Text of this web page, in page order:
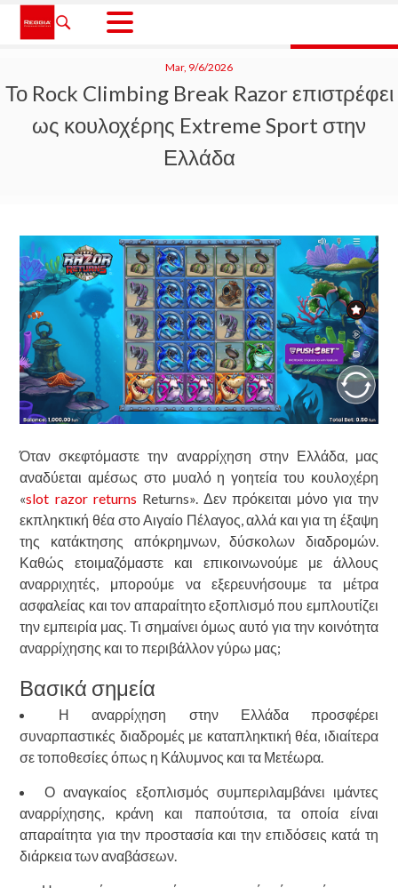
Skip
Mar, 9/6/2026
Το Rock Climbing Break Razor επιστρέφει
ως κουλοχέρης Extreme Sport στην
Ελλάδα
Όταν σκεφτόμαστε την αναρρίχηση στην Ελλάδα, μας
αναδύεται αμέσως στο μυαλό η γοητεία του κουλοχέρη
«slot razor returns Returns». Δεν πρόκειται μόνο για την
εκπληκτική θέα στο Αιγαίο Πέλαγος, αλλά και για τη έξαψη
της κατάκτησης απόκρημνων, δύσκολων διαδρομών.
Καθώς ετοιμαζόμαστε και επικοινωνούμε με άλλους
αναρριχητές, μπορούμε να εξερευνήσουμε τα μέτρα
ασφαλείας και τον απαραίτητο εξοπλισμό που εμπλουτίζει
την εμπειρία μας. Τι σημαίνει όμως αυτό για την κοινότητα
αναρρίχησης και το περιβάλλον γύρω μας;
Βασικά σημεία
Η αναρρίχηση στην Ελλάδα προσφέρει
συναρπαστικές διαδρομές με καταπληκτική θέα, ιδιαίτερα
σε τοποθεσίες όπως η Κάλυμνος και τα Μετέωρα.
Ο αναγκαίος εξοπλισμός συμπεριλαμβάνει ιμάντες
αναρρίχησης, κράνη και παπούτσια, τα οποία είναι
απαραίτητα για την προστασία και την επιδόσεις κατά τη
διάρκεια των αναβάσεων.